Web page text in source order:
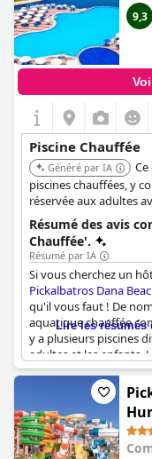
9,3
Piscine Chauffée
Généré par IA
piscines chauffées, y
réservée aux adultes
pour enfants avec 7
enfants, toutes
d'une piscine
Résumé des avis
Chauffée'.
Résumé par IA
Si vous cherchez un
Pickalbatros Dana
qu'il vous faut ! De
aquatique chauffée
y a plusieurs piscines
adultes et les enfants.
chauffée pour les
Bien qu'un client ait
l'une des piscines
piscines chauffées
l'ensemble, il semble
aux clients qui aiment
Lire les résumés